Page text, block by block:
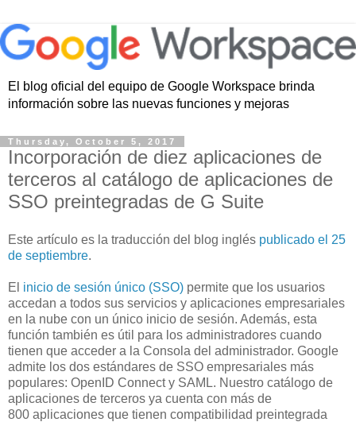
El blog oficial del equipo de Google Workspace brinda
información sobre las nuevas funciones y mejoras
Thursday, October 5, 2017
Incorporación de diez aplicaciones de
terceros al catálogo de aplicaciones de
SSO preintegradas de G Suite
Este artículo es la traducción del blog inglés publicado el 25
de septiembre.
El inicio de sesión único (SSO) permite que los usuarios
accedan a todos sus servicios y aplicaciones empresariales
en la nube con un único inicio de sesión. Además, esta
función también es útil para los administradores cuando
tienen que acceder a la Consola del administrador. Google
admite los dos estándares de SSO empresariales más
populares: OpenID Connect y SAML. Nuestro catálogo de
aplicaciones de terceros ya cuenta con más de
800 aplicaciones que tienen compatibilidad preintegrada